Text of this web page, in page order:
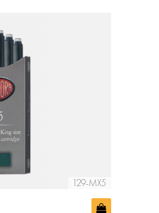
129-MX5